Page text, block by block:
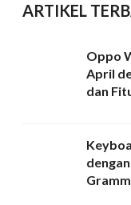
ARTIKEL
Oppo
April
dan